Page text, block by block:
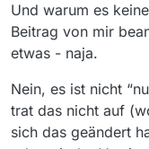
Und warum es
Beitrag von mir
etwas - naja.
Nein, es ist nicht
trat das nicht auf
sich das geändert